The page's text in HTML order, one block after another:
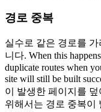
경로 중복
실수로 같은 경로를
니다. When this
duplicate routes when
site will still be built
이 발생한 페이지를
위해서는 경로 중복이